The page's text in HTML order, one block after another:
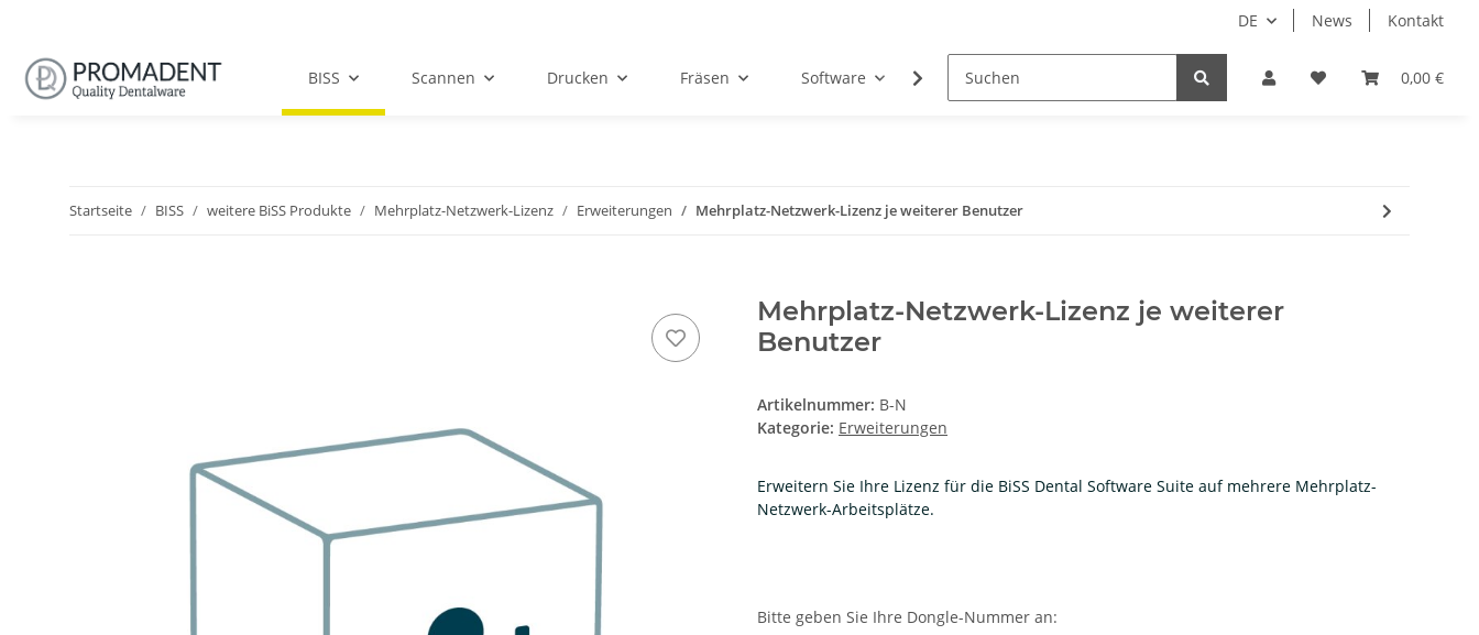
DE News Kontakt
0,00 €
BISS Scannen Drucken Fräsen Software Dental Droid Bundle Support
Startseite BISS weitere BiSS Produkte Mehrplatz-Netzwerk-Lizenz Erweiterungen Mehrplatz-Netzwerk-Lizenz je weiterer Benutzer
Mehrplatz-Netzwerk-Lizenz je weiterer
Benutzer
Artikelnummer: B-N
Kategorie: Erweiterungen
Erweitern Sie Ihre Lizenz für die BiSS Dental Software Suite auf mehrere Mehrplatz-
Netzwerk-Arbeitsplätze.
Bitte geben Sie Ihre Dongle-Nummer an: